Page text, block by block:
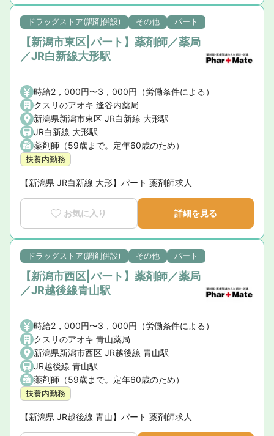
ドラッグストア(調剤併設) その他 パート
【新潟市東区|パート】薬剤師／薬局
／JR白新線大形駅
時給2，000円〜3，000円（労働条件による）
クスリのアオキ 逢谷内薬局
新潟県新潟市東区 JR白新線 大形駅
JR白新線 大形駅
薬剤師（59歳まで。定年60歳のため）
扶養内勤務
【新潟県 JR白新線 大形】パート 薬剤師求人
お気に入り 詳細を見る
ドラッグストア(調剤併設) その他 パート
【新潟市西区|パート】薬剤師／薬局
／JR越後線青山駅
時給2，000円〜3，000円（労働条件による）
クスリのアオキ 青山薬局
新潟県新潟市西区 JR越後線 青山駅
JR越後線 青山駅
薬剤師（59歳まで。定年60歳のため）
扶養内勤務
【新潟県 JR越後線 青山】パート 薬剤師求人